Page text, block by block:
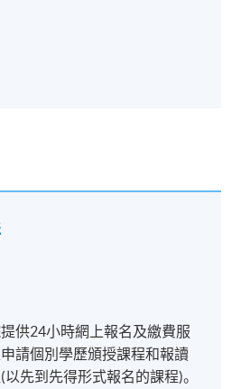
供24小時網上報名及繳費服
請個別學歷頒授課程和報讀
先到先得形式報名的課程)。